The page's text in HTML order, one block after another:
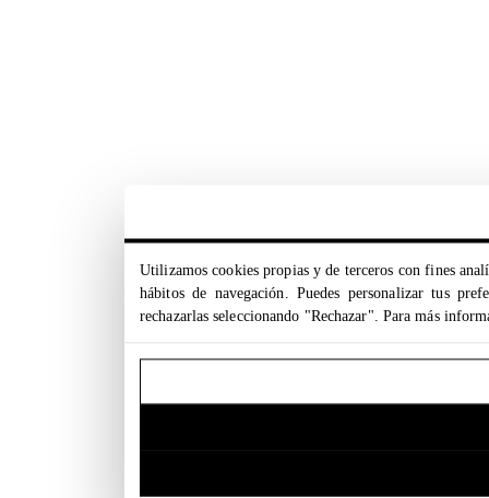
Utilizamos cookies propias y de terceros con fines
hábitos de navegación. Puedes personalizar tus
rechazarlas seleccionando "Rechazar". Para más